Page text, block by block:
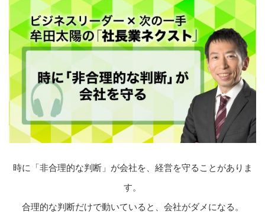
時に「非合理的な判断」が会社を、経営を守ることがありま
す。
合理的な判断だけで動いていると、会社がダメになる。